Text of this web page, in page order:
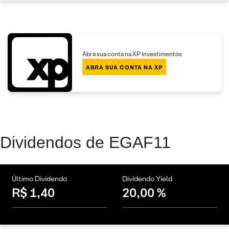
Abra sua conta na XP Investimentos
ABRA SUA CONTA NA XP
Dividendos de EGAF11
Último Dividendo
R$ 1,40
Dividendo Yield
20,00 %